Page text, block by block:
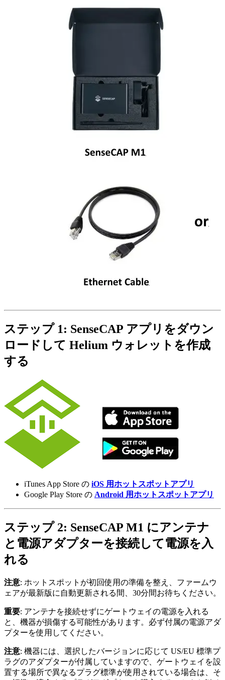
ステップ 1: SenseCAP アプリをダウン
ロードして Helium ウォレットを作成
する
iTunes App Store の iOS 用ホットスポットアプリ
Google Play Store の Android 用ホットスポットアプリ
ステップ 2: SenseCAP M1 にアンテナ
と電源アダプターを接続して電源を入
れる
注意: ホットスポットが初回使用の準備を整え、ファームウ
ェアが最新版に自動更新される間、30分間お待ちください。
重要: アンテナを接続せずにゲートウェイの電源を入れる
と、機器が損傷する可能性があります。必ず付属の電源アダ
プターを使用してください。
注意: 機器には、選択したバージョンに応じて US/EU 標準プ
ラグのアダプターが付属していますので、ゲートウェイを設
置する場所で異なるプラグ標準が使用されている場合は、そ